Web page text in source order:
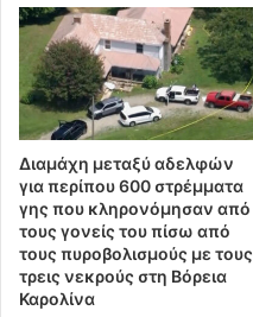
Διαμάχη μεταξύ αδελφών
για περίπου 600 στρέμματα
γης που κληρονόμησαν από
τους γονείς του πίσω από
τους πυροβολισμούς με τους
τρεις νεκρούς στη Βόρεια
Καρολίνα